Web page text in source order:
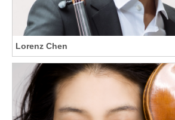
Lorenz Chen